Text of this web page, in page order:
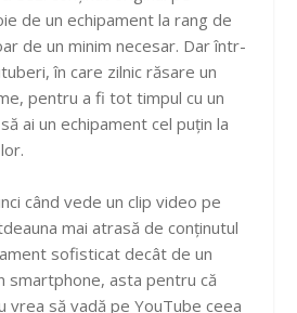
de un echipament la rang de
de un minim necesar. Dar într-
în care zilnic răsare un
pentru a fi tot timpul cu un
ai un echipament cel puțin la
când vede un clip video pe
mai atrasă de conținutul
sofisticat decât de un
smartphone, asta pentru că
vrea să vadă pe YouTube ceea